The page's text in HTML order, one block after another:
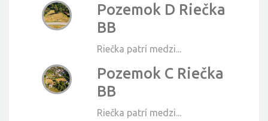
Pozemok D Riečka
BB
Riečka patrí medzi...
Pozemok C Riečka
BB
Riečka patrí medzi...